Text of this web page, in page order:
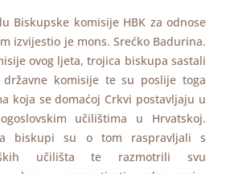
Biskupske komisije HBK za odnose
izvijestio je mons. Srećko Badurina.
ovog ljeta, trojica biskupa sastali
komisije te su poslije toga
koja se domaćoj Crkvi postavljaju u
učilištima u Hrvatskoj.
biskupi su o tom raspravljali s
učilišta te razmotrili svu